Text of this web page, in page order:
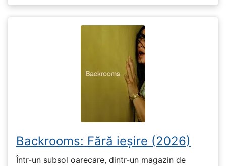
Backrooms: Fără ieșire (2026)
Într-un subsol oarecare, dintr-un magazin de